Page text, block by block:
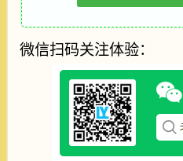
微信扫码关注体验：